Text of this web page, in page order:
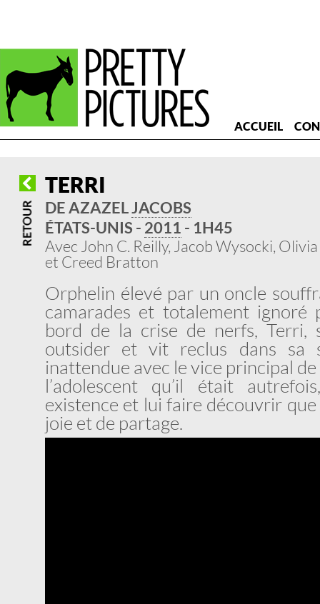
ACCUEIL
TERRI
DE AZAZELJACOBS
ÉTATS-UNIS - 2011 - 1H45
Avec John C. Reilly, Jacob Wysocki,
et Creed Bratton
Orphelin élevé par un oncle
camarades et totalement ignoré
bord de la crise de nerfs, Terri,
outsider et vit reclus dans sa
inattendue avec le vice principal
l’adolescent qu’il était
existence et lui faire découvrir
joie et de partage.